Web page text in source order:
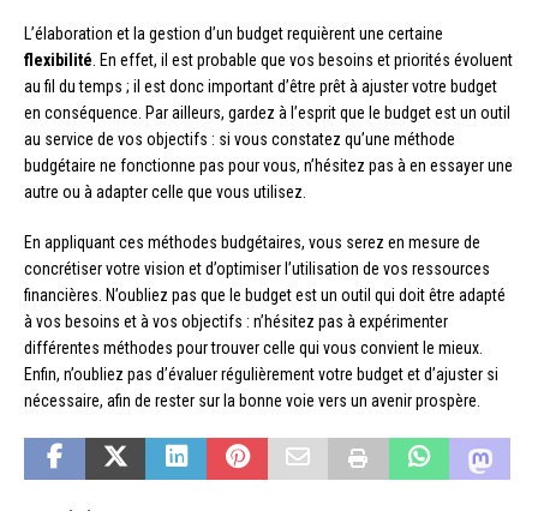
L’élaboration et la gestion d’un budget requièrent une certaine
flexibilité. En effet, il est probable que vos besoins et priorités évoluent
au fil du temps ; il est donc important d’être prêt à ajuster votre budget
en conséquence. Par ailleurs, gardez à l’esprit que le budget est un outil
au service de vos objectifs : si vous constatez qu’une méthode
budgétaire ne fonctionne pas pour vous, n’hésitez pas à en essayer une
autre ou à adapter celle que vous utilisez.
En appliquant ces méthodes budgétaires, vous serez en mesure de
concrétiser votre vision et d’optimiser l’utilisation de vos ressources
financières. N’oubliez pas que le budget est un outil qui doit être adapté
à vos besoins et à vos objectifs : n’hésitez pas à expérimenter
différentes méthodes pour trouver celle qui vous convient le mieux.
Enfin, n’oubliez pas d’évaluer régulièrement votre budget et d’ajuster si
nécessaire, afin de rester sur la bonne voie vers un avenir prospère.